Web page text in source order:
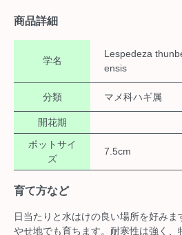
商品詳細
学名
Lespedeza
ensis
分類 マメ科ハギ属
開花期
ポットサイ
ズ
7.5cm
育て方など
日当たりと水はけの良い場所を好みま
やせ地でも育ちます。耐寒性は強く